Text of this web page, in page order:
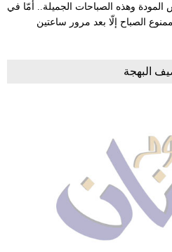
وهذه الصباحات الجميلة.. أمّا في
الصباح إلّا بعد مرور ساعتين
البهجة